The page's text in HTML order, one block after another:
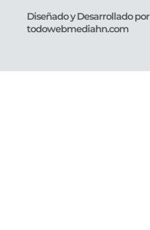
Diseñado y Desarrollado por
todowebmediahn.com